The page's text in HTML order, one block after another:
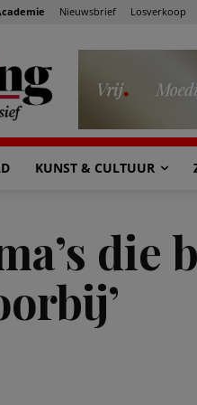
Nieuwsbrief Losverkoop
KUNST & CULTUUR